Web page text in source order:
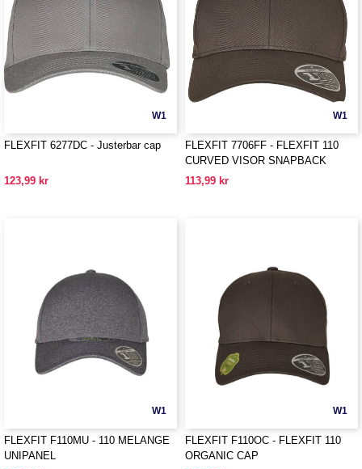
W1
FLEXFIT 6277DC - Justerbar cap
123,99 kr
W1
FLEXFIT 7706FF - FLEXFIT 110
CURVED VISOR SNAPBACK
113,99 kr
W1
FLEXFIT F110MU - 110 MELANGE
UNIPANEL
W1
FLEXFIT F110OC - FLEXFIT 110
ORGANIC CAP